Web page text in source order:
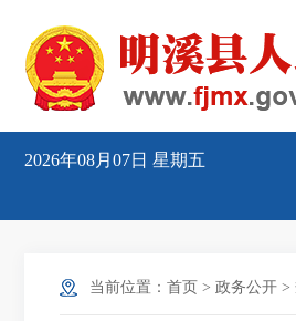
2026年08月07日 星期五
当前位置： 首页 > 政务公开 >